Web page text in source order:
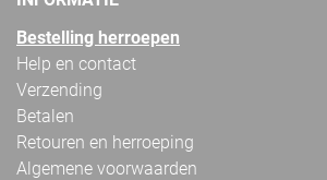
Bestelling herroepen
Help en contact
Verzending
Betalen
Retouren en herroeping
Algemene voorwaarden